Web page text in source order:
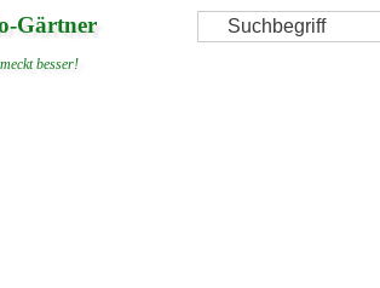
Suche
Gärtner
besser!